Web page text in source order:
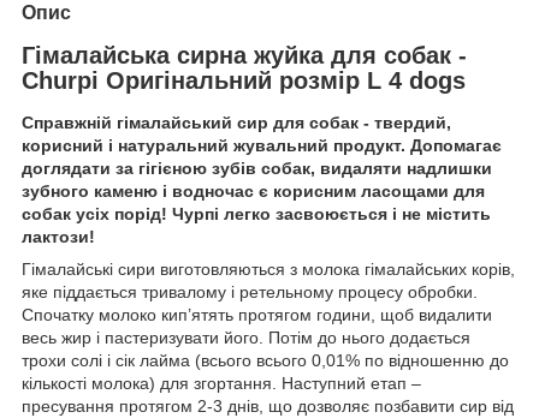
Опис
Гімалайська сирна жуйка для собак -
Churpi Оригінальний розмір L 4 dogs
Справжній гімалайський сир для собак - твердий,
корисний і натуральний жувальний продукт. Допомагає
доглядати за гігієною зубів собак, видаляти надлишки
зубного каменю і водночас є корисним ласощами для
собак усіх порід! Чурпі легко засвоюється і не містить
лактози!
Гімалайські сири виготовляються з молока гімалайських корів,
яке піддається тривалому і ретельному процесу обробки.
Спочатку молоко кип’ятять протягом години, щоб видалити
весь жир і пастеризувати його. Потім до нього додається
трохи солі і сік лайма (всього всього 0,01% по відношенню до
кількості молока) для згортання. Наступний етап –
пресування протягом 2-3 днів, що дозволяє позбавити сир від